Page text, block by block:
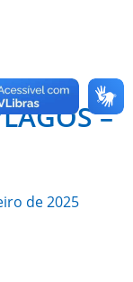
–
de 2025